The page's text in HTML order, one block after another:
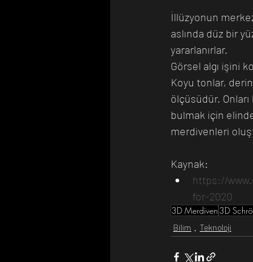
İllüzyonun
aslında düz bir
yararlanırlar.
Görsel algı işini
Koyu tonlar,
ölçüsüdür.
bulmak için
merdivenleri
Kaynak:
https://
for-2020
3D Merdiven 3D
Bilim Teknoloji